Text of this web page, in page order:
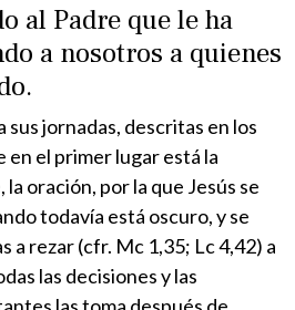
al Padre que le ha
a nosotros a quienes
sus jornadas, descritas en los
en el primer lugar está la
oración, por la que Jesús se
todavía está oscuro, y se
a rezar (cfr. Mc 1,35; Lc 4,42) a
las decisiones y las
las toma después de